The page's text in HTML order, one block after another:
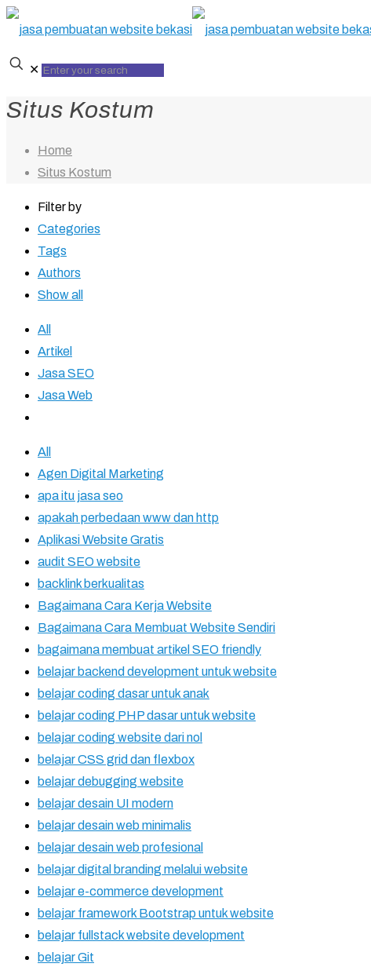
✕
Situs Kostum
Home
Situs Kostum
Filter by
Categories
Tags
Authors
Show all
All
Artikel
Jasa SEO
Jasa Web
All
Agen Digital Marketing
apa itu jasa seo
apakah perbedaan www dan http
Aplikasi Website Gratis
audit SEO website
backlink berkualitas
Bagaimana Cara Kerja Website
Bagaimana Cara Membuat Website Sendiri
bagaimana membuat artikel SEO friendly
belajar backend development untuk website
belajar coding dasar untuk anak
belajar coding PHP dasar untuk website
belajar coding website dari nol
belajar CSS grid dan flexbox
belajar debugging website
belajar desain UI modern
belajar desain web minimalis
belajar desain web profesional
belajar digital branding melalui website
belajar e-commerce development
belajar framework Bootstrap untuk website
belajar fullstack website development
belajar Git